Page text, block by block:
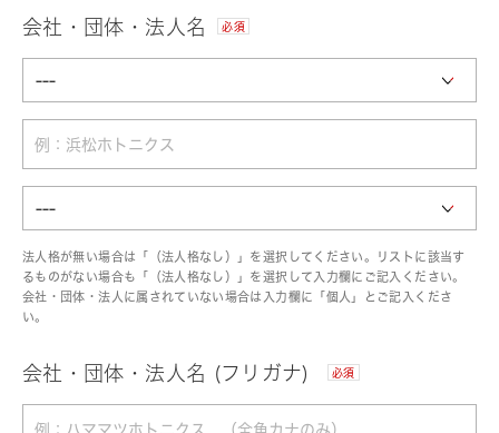
会社・団体・法人名 必須
法人格が無い場合は「（法人格なし）」を選択してください。リストに該当す
るものがない場合も「（法人格なし）」を選択して入力欄にご記入ください。
会社・団体・法人に属されていない場合は入力欄に「個人」とご記入くださ
い。
会社・団体・法人名 (フリガナ) 必須